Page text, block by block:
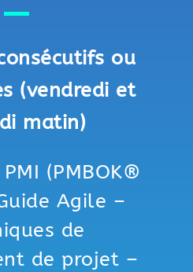
ou
(vendredi et
matin)
(PMBOK®
Agile –
de
de projet –